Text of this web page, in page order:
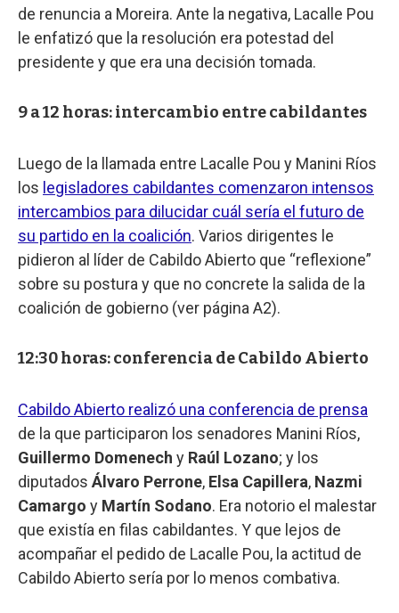
de renuncia a Moreira. Ante la negativa, Lacalle Pou
le enfatizó que la resolución era potestad del
presidente y que era una decisión tomada.
9 a 12 horas: intercambio entre cabildantes
Luego de la llamada entre Lacalle Pou y Manini Ríos
los legisladores cabildantes comenzaron intensos
intercambios para dilucidar cuál sería el futuro de
su partido en la coalición. Varios dirigentes le
pidieron al líder de Cabildo Abierto que “reflexione”
sobre su postura y que no concrete la salida de la
coalición de gobierno (ver página A2).
12:30 horas: conferencia de Cabildo Abierto
Cabildo Abierto realizó una conferencia de prensa
de la que participaron los senadores Manini Ríos,
Guillermo Domenech y Raúl Lozano; y los
diputados Álvaro Perrone, Elsa Capillera, Nazmi
Camargo y Martín Sodano. Era notorio el malestar
que existía en filas cabildantes. Y que lejos de
acompañar el pedido de Lacalle Pou, la actitud de
Cabildo Abierto sería por lo menos combativa.